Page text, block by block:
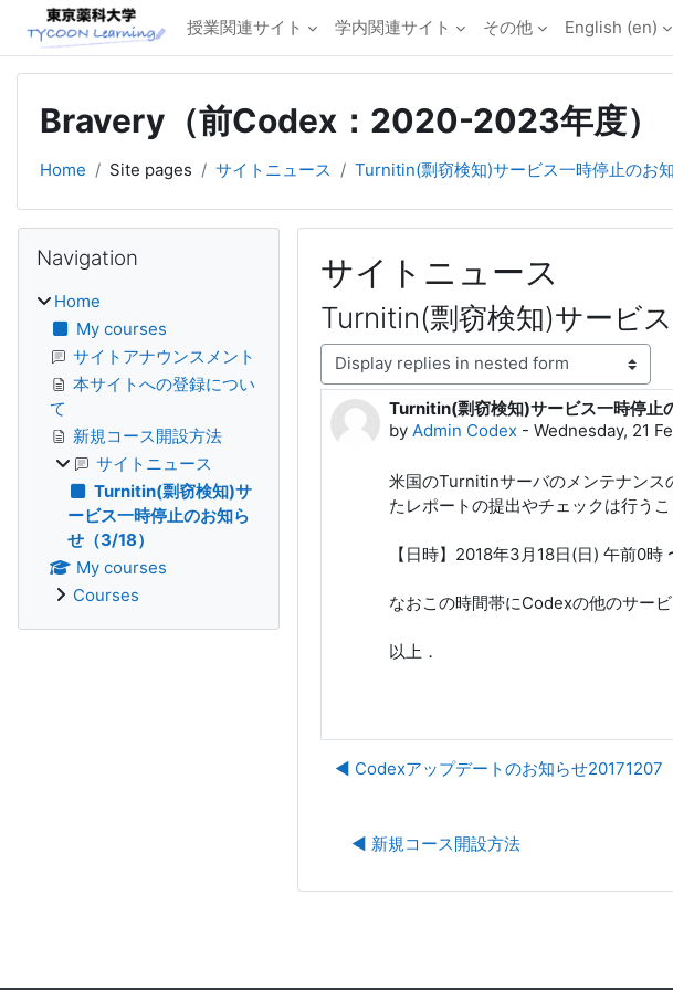
Skip to main content
授業関連サイト 学内関連サイト その他 English ‎(en)‎
Bravery（前Codex：2020-2023年度）
Home Site pages サイトニュース Turnitin(剽窃検知)サービス一時停止のお
サイトニュース
Turnitin(剽窃検知)サービ
Display mode
Turnitin(剽窃検知)サービス一時停止
by Admin Codex - Wednesday, 21
Number of replies: 0
米国のTurnitinサーバのメンテナン
たレポートの提出やチェックは行う
【日時】2018年3月18日(日) 午前0時
なおこの時間帯にCodexの他のサー
以上．
◀︎ Codexアップデートのお知らせ20171207
◀︎ 新規コース開設方法
Blocks
Navigation
Home
My courses
サイトアナウンスメント
本サイトへの登録につい
て
新規コース開設方法
サイトニュース
Turnitin(剽窃検知)サ
ービス一時停止のお知ら
せ（3/18）
My courses
Courses